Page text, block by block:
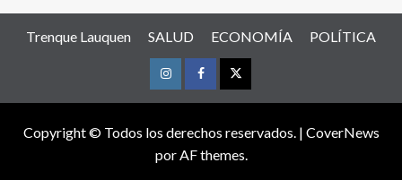
Trenque Lauquen SALUD ECONOMÍA POLÍTICA
InstagramFacebookTwitter
Copyright © Todos los derechos reservados. | CoverNews
por AF themes.